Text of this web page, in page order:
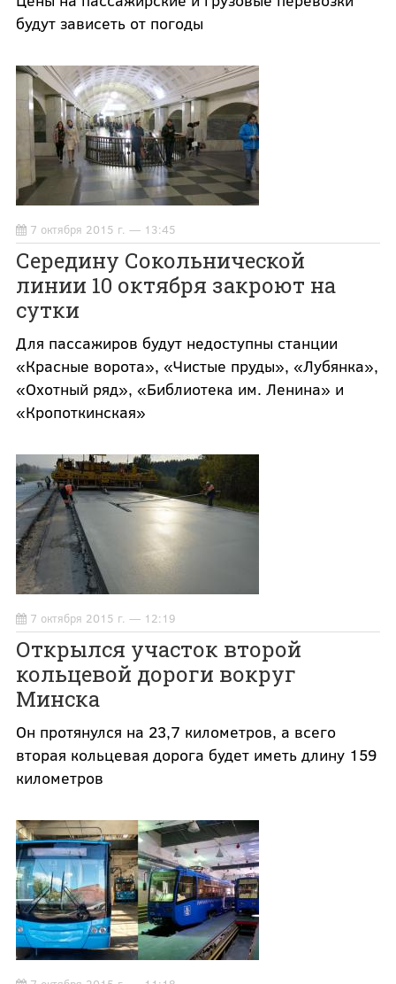
будут зависеть от погоды
7 октября 2015 г. — 13:45
Середину Сокольнической
линии 10 октября закроют на
сутки
Для пассажиров будут недоступны станции
«Красные ворота», «Чистые пруды», «Лубянка»,
«Охотный ряд», «Библиотека им. Ленина» и
«Кропоткинская»
7 октября 2015 г. — 12:19
Открылся участок второй
кольцевой дороги вокруг
Минска
Он протянулся на 23,7 километров, а всего
вторая кольцевая дорога будет иметь длину 159
километров